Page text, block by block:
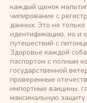
каждый щенок
чипирование с
данных. Это не
идентификацию, но и
путешествий с
Здоровье каждой
паспортом с полным
государственной
проверенные
импортные вакцины,
максимальную защиту.